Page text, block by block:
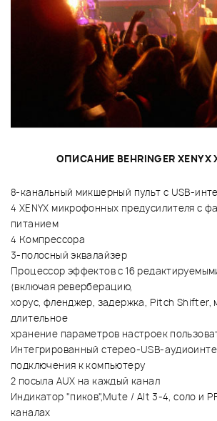
ОПИСАНИЕ BEHRINGER XENYX
8-канальный микшерный пульт с USB-
4 XENYX микрофонных предусилителя с
питанием
4 Компрессора
3-полосный эквалайзер
Процессор эффектов с 16
(включая реверберацию,
хорус, фленджер, задержка, Pitch Shifter,
длительное
хранение параметров настроек
Интегрированный стерео-USB-
подключения к компьютеру
2 посыла AUX на каждый канал
Индикатор "пиков",Mute / Alt 3-4, соло и
каналах